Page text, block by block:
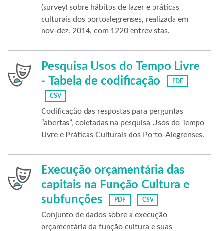
(survey) sobre hábitos de lazer e práticas
culturais dos portoalegrenses, realizada em
nov-dez. 2014, com 1220 entrevistas.
Pesquisa Usos do Tempo Livre
- Tabela de codificação
PDF
CSV
Codificação das respostas para perguntas
“abertas”, coletadas na pesquisa Usos do Tempo
Livre e Práticas Culturais dos Porto-Alegrenses.
Execução orçamentária das
capitais na Função Cultura e
subfunções
PDF CSV
Conjunto de dados sobre a execução
orçamentária da função cultura e suas